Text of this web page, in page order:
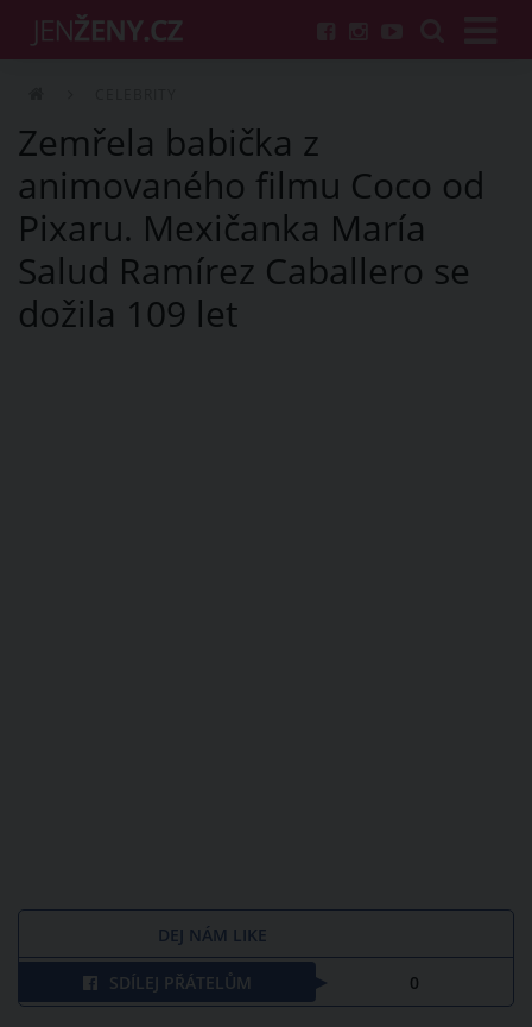
Zemřela babička z
animovaného filmu Coco od
Pixaru. Mexičanka María
Salud Ramírez Caballero se
dožila 109 let
DEJ NÁM LIKE
SDÍLEJ PŘÁTELŮM 0